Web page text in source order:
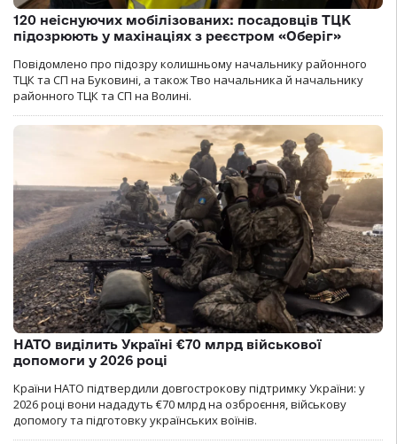
120 неіснуючих мобілізованих: посадовців ТЦК
підозрюють у махінаціях з реєстром «Оберіг»
Повідомлено про підозру колишньому начальнику районного
ТЦК та СП на Буковині, а також Тво начальника й начальнику
районного ТЦК та СП на Волині.
НАТО виділить Україні €70 млрд військової
допомоги у 2026 році
Країни НАТО підтвердили довгострокову підтримку України: у
2026 році вони нададуть €70 млрд на озброєння, військову
допомогу та підготовку українських воїнів.